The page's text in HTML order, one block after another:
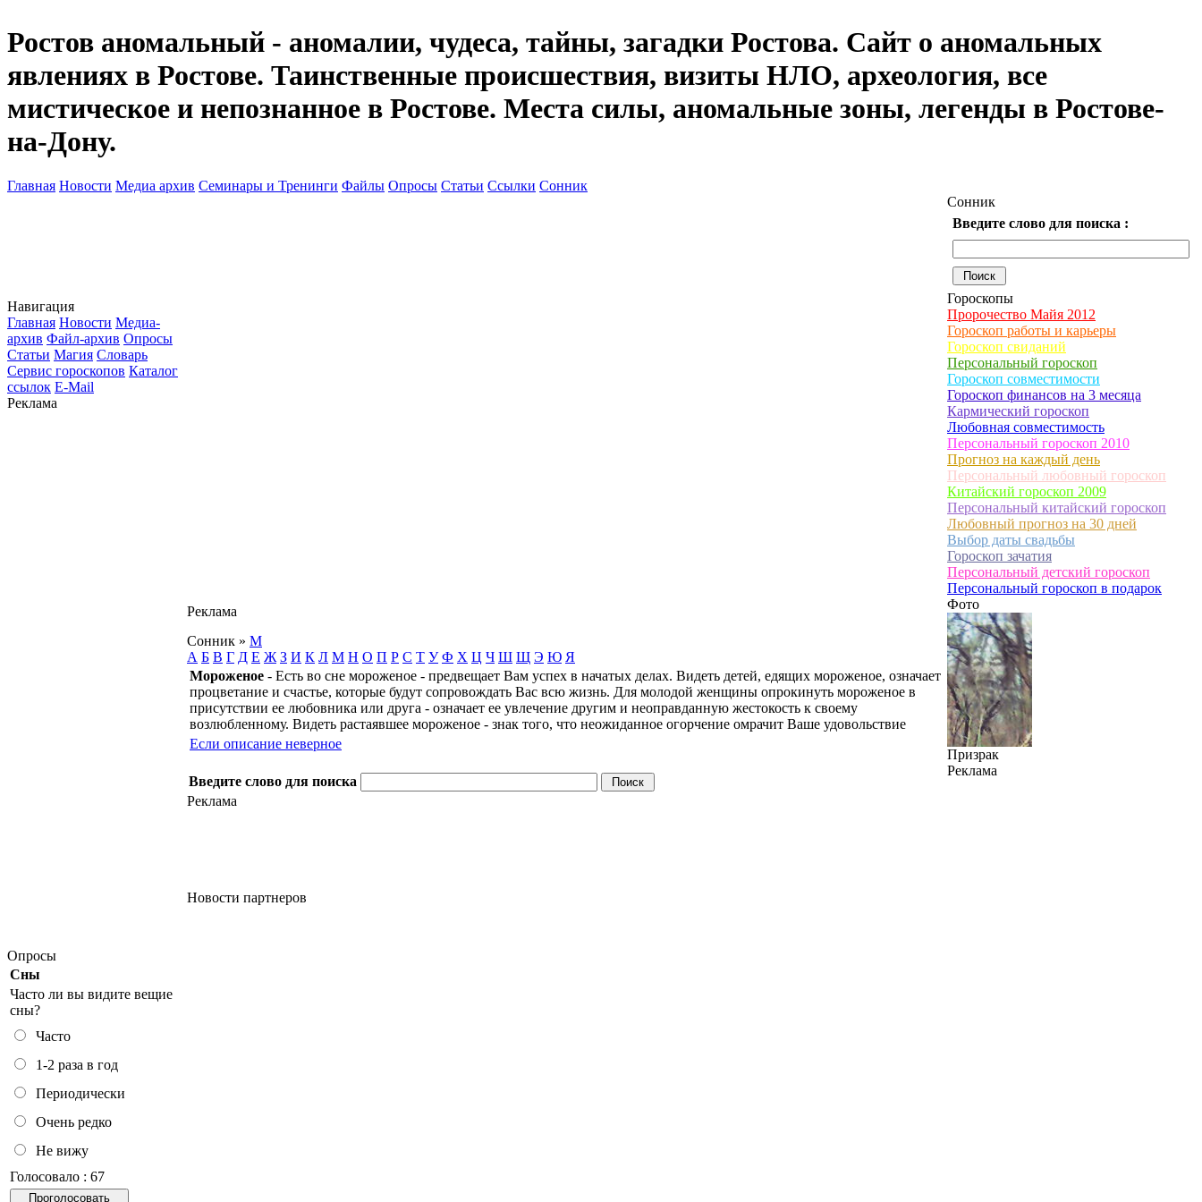
Ростов аномальный - аномалии, чудеса, тайны, загадки Ростова. Сайт о аномальных
явлениях в Ростове. Таинственные происшествия, визиты НЛО, археология, все
мистическое и непознанное в Ростове. Места силы, аномальные зоны, легенды в Ростове-
на-Дону.
Главная Новости Медиа архив Семинары и Тренинги Файлы Опросы Статьи Ссылки Сонник
Навигация
Главная Новости Медиа-
архив Файл-архив Опросы
Статьи Магия Словарь
Сервис гороскопов Каталог
ссылок E-Mail
Реклама
Опросы
Сны
Часто ли вы видите вещие
сны?
Часто
1-2 раза в год
Периодически
Очень редко
Не вижу
Голосовало : 67
Реклама
Сонник » М
А Б В Г Д Е Ж З И К Л М Н О П Р С Т У Ф Х Ц Ч Ш Щ Э Ю Я
Мороженое - Есть во сне мороженое - предвещает Вам успех в начатых делах. Видеть детей, едящих мороженое, означает
процветание и счастье, которые будут сопровождать Вас всю жизнь. Для молодой женщины опрокинуть мороженое в
присутствии ее любовника или друга - означает ее увлечение другим и неоправданную жестокость к своему
возлюбленному. Видеть растаявшее мороженое - знак того, что неожиданное огорчение омрачит Ваше удовольствие
Если описание неверное
Введите слово для поиска
Реклама
Новости партнеров
Сонник
Введите слово для поиска :
Гороскопы
Пророчество Майя 2012
Гороскоп работы и карьеры
Гороскоп свиданий
Персональный гороскоп
Гороскоп совместимости
Гороскоп финансов на 3 месяца
Кармический гороскоп
Любовная совместимость
Персональный гороскоп 2010
Прогноз на каждый день
Персональный любовный гороскоп
Китайский гороскоп 2009
Персональный китайский гороскоп
Любовный прогноз на 30 дней
Выбор даты свадьбы
Гороскоп зачатия
Персональный детский гороскоп
Персональный гороскоп в подарок
Фото
Призрак
Реклама